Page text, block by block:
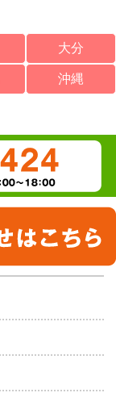
大分
沖縄